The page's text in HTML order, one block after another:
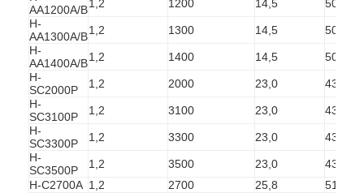
Batterie Lis Socl2
Primärlithium-batterie
AA1200A/B1,2 1200 14,5
50,5
H-
AA1300A/B1,2 1300 14,5
50,5
H-
AA1400A/B1,2 1400 14,5
50,5
H-
SC2000P
1,2 2000 23,0
43,0
H-
SC3100P
1,2 3100 23,0
43,0
H-
SC3300P
1,2 3300 23,0
43,0
H-
SC3500P
1,2 3500 23,0
43,0
H-C2700A 1,2 2700 25,8
51,0